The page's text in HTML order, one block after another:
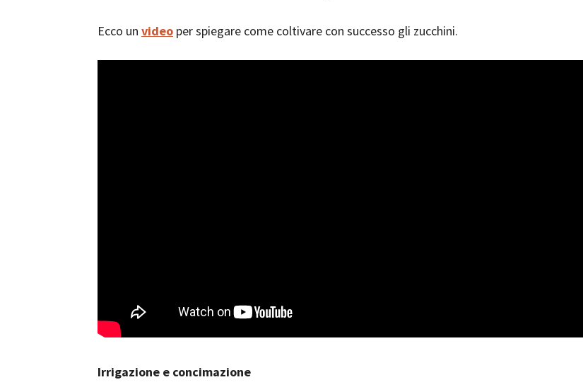
Ecco un video per spiegare come coltivare con successo gli zucchini.
Irrigazione e concimazione